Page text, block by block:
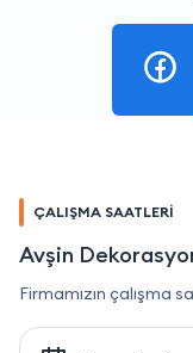
ÇALIŞMA SAATLERİ
Avşin
Firmamızın çalışma